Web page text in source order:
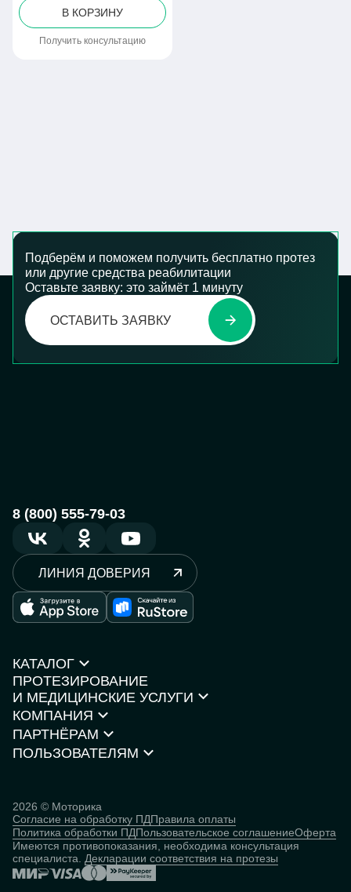
В КОРЗИНУ
Получить консультацию
Подберём и поможем получить бесплатно протез
или другие средства реабилитации
Оставьте заявку: это займёт 1 минуту
ОСТАВИТЬ ЗАЯВКУ
8 (800) 555-79-03
ЛИНИЯ ДОВЕРИЯ
КАТАЛОГ
Протезы рук
Протезы ног
Кресла-коляски
Каталог товаров
Нейростимуляторы
КОМПАНИЯ
О компании
Контакты
ПОЛЬЗОВАТЕЛЯМ
База знаний
Человек
кибернетический
ПРОТЕЗИРОВАНИЕ
И МЕДИЦИНСКИЕ УСЛУГИ
Моторика Орто
ПАРТНЁРАМ
Партнёрская программа
2026 © Моторика
Согласие на обработку ПДПравила оплаты
Политика обработки ПДПользовательское соглашениеОферта
Имеются противопоказания, необходима консультация
специалиста. Декларации соответствия на протезы